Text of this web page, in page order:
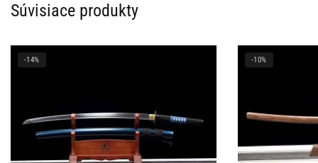
Súvisiace produkty
-14% -10%